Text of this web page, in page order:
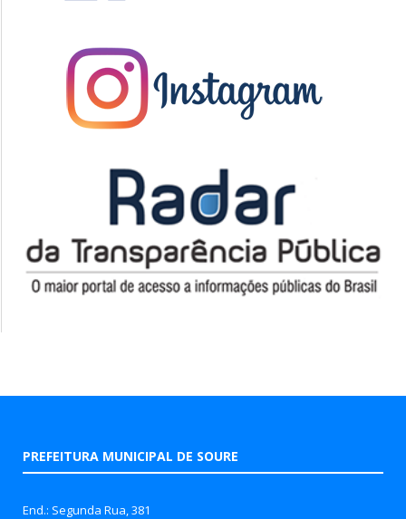
PREFEITURA MUNICIPAL DE SOURE
End.: Segunda Rua, 381